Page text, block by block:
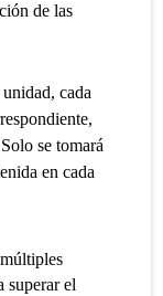
de las
cada
se tomará
en cada
superar el